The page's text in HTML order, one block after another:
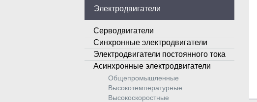
Электродвигатели
Серводвигатели
Синхронные электродвигатели
Электродвигатели постоянного тока
Асинхронные электродвигатели
Общепромышленные
Высокотемпературные
Высокоскоростные